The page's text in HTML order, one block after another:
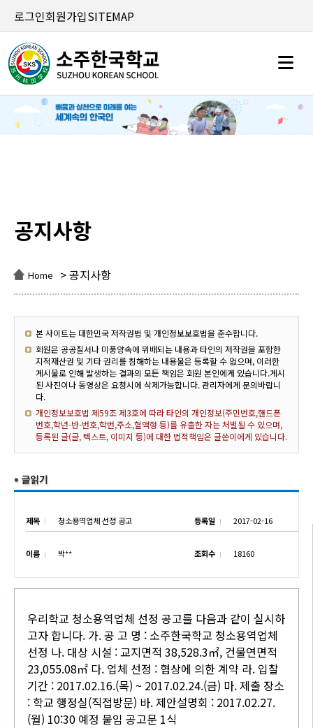
로그인회원가입SITEMAP
공지사항
Home > 공지사항
본 사이트는 대한민국 저작권법 및 개인정보보호법을 준수합니다.
회원은 공공질서나 미풍양속에 위배되는 내용과 타인의 저작권을 포함한
지적재산권 및 기타 권리를 침해하는 내용물은 등록할 수 없으며, 이러한
게시물로 인해 발생하는 결과의 모든 책임은 회원 본인에게 있습니다.게시
된 사진이나 동영상은 요청시에 삭제가능합니다. 관리자에게 문의바랍니
다.
개인정보보호법 제59조 제3호에 따라 타인의 개인정보(주민번호,핸드폰
번호,학년-반-번호,학번,주소,혈액형 등)를 유출한 자는 처벌될 수 있으며,
등록된 글(글, 텍스트, 이미지 등)에 대한 법적책임은 글쓴이에게 있습니다.
제목 청소용역업체 선정 공고 등록일 2017-02-16
이름 박** 조회수 18160
우리학교 청소용역업체 선정 공고를 다음과 같이 실시하
고자 합니다. 가. 공 고 명 : 소주한국학교 청소용역업체
선정 나. 대상 시설 : 교지면적 38,528.3㎡, 건물연면적
23,055.08㎡ 다. 업체 선정 : 협상에 의한 계약 라. 입찰
기간 : 2017.02.16.(목) ~ 2017.02.24.(금) 마. 제출 장소
: 학교 행정실(직접방문) 바. 제안설명회 : 2017.02.27.
(월) 10:30 예정 붙임 공고문 1식